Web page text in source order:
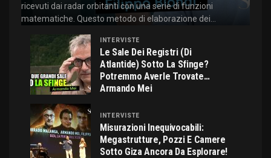
ricevuti dai radar orbitanti con una serie di funzioni
matematiche. Questo metodo di elaborazione dei...
INTERVISTE
Le Sale Dei Registri (di
Atlantide) Sotto La Sfinge?
Potremmo Averle Trovate…
Armando Mei
INTERVISTE
Misurazioni Inequivocabili:
Megastrutture, Pozzi E Camere
Sotto Giza Ancora Da Esplorare!